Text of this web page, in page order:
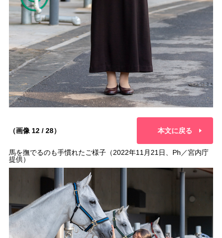
（画像 12 / 28） 本文に戻る
馬を撫でるのも手慣れたご様子（2022年11月21日、Ph／宮内庁
提供）